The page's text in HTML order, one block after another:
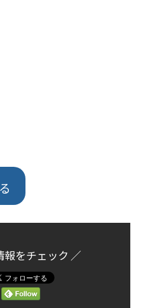
報をチェック ／